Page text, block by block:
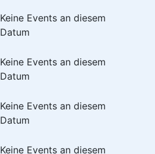
Keine Events an diesem
Datum
Keine Events an diesem
Datum
Keine Events an diesem
Datum
Keine Events an diesem